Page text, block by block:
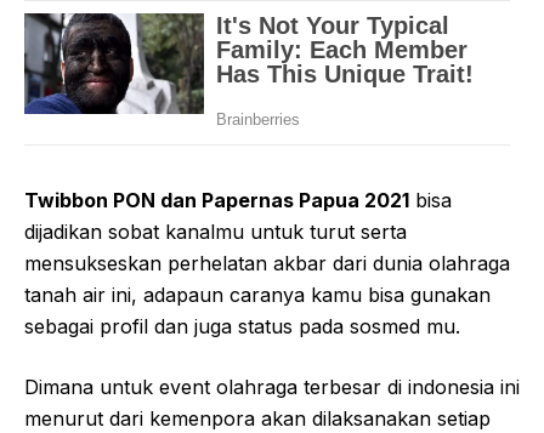
Twibbon PON dan Papernas Papua 2021 bisa
dijadikan sobat kanalmu untuk turut serta
mensukseskan perhelatan akbar dari dunia olahraga
tanah air ini, adapaun caranya kamu bisa gunakan
sebagai profil dan juga status pada sosmed mu.
Dimana untuk event olahraga terbesar di indonesia ini
menurut dari kemenpora akan dilaksanakan setiap